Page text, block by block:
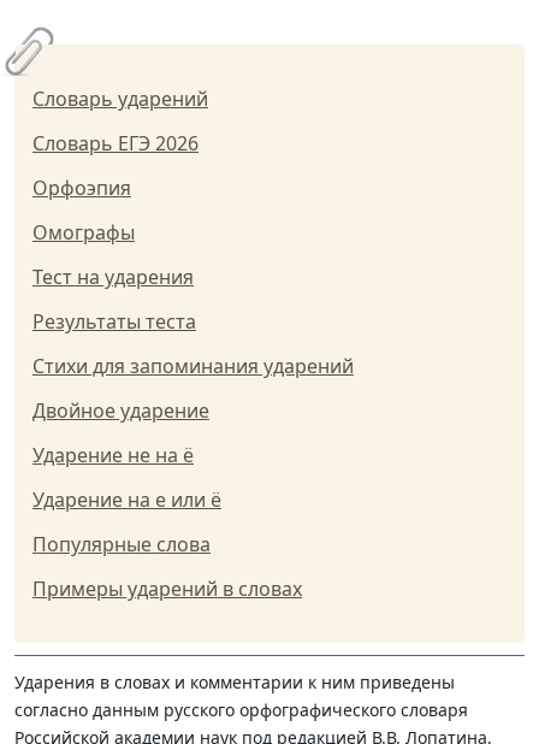
Словарь ударений
Словарь ЕГЭ 2026
Орфоэпия
Омографы
Тест на ударения
Результаты теста
Стихи для запоминания ударений
Двойное ударение
Ударение не на ё
Ударение на е или ё
Популярные слова
Примеры ударений в словах
Ударения в словах и комментарии к ним приведены
согласно данным русского орфографического словаря
Российской академии наук под редакцией В.В. Лопатина,